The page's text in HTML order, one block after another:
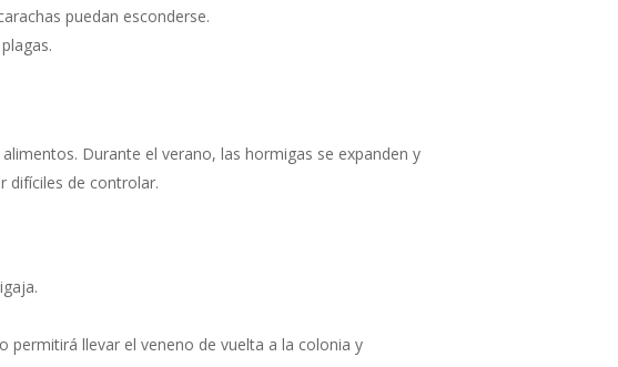
puedan esconderse.
Durante el verano, las hormigas se expanden y
difíciles de controlar.
permitirá llevar el veneno de vuelta a la colonia y